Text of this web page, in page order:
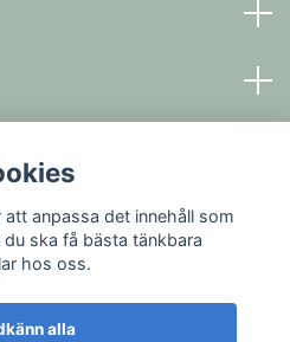
anpassa det innehåll som
ska få bästa tänkbara
hos oss.
alla